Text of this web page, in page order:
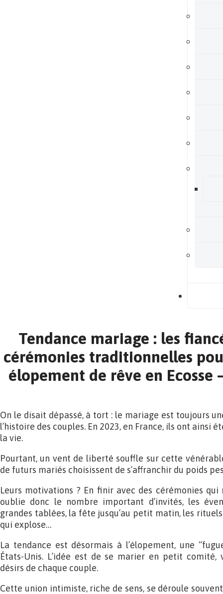
Tendance mariage : les
cérémonies traditionnelles
élopement de rêve en Ecosse
On le disait dépassé, à tort : le mariage est toujours
l’histoire des couples. En 2023, en France, ils ont ainsi
la vie.
Pourtant, un vent de liberté souffle sur cette
de futurs mariés choisissent de s’affranchir du poids
Leurs motivations ? En finir avec des cérémonies
oublie donc le nombre important d’invités, les
grandes tablées, la fête jusqu’au petit matin, les
qui explose…
La tendance est désormais à l’élopement, une
États-Unis. L’idée est de se marier en petit comité,
désirs de chaque couple.
Cette union intimiste, riche de sens, se déroule